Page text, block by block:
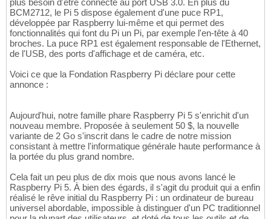
plus besoin d'être connecté au port USB 3.0. En plus du
BCM2712, le Pi 5 dispose également d'une puce RP1,
développée par Raspberry lui-même et qui permet des
fonctionnalités qui font du Pi un Pi, par exemple l'en-tête à 40
broches. La puce RP1 est également responsable de l'Ethernet,
de l'USB, des ports d'affichage et de caméra, etc.
Voici ce que la Fondation Raspberry Pi déclare pour cette
annonce :
Aujourd'hui, notre famille phare Raspberry Pi 5 s'enrichit d'un
nouveau membre. Proposée à seulement 50 $, la nouvelle
variante de 2 Go s'inscrit dans le cadre de notre mission
consistant à mettre l'informatique générale haute performance à
la portée du plus grand nombre.
Cela fait un peu plus de dix mois que nous avons lancé le
Raspberry Pi 5. À bien des égards, il s'agit du produit qui a enfin
réalisé le rêve initial du Raspberry Pi : un ordinateur de bureau
universel abordable, impossible à distinguer d'un PC traditionnel